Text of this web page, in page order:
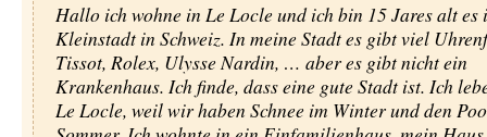
Hallo ich wohne in Le Locle und ich bin 15 Jares alt es
Kleinstadt in Schweiz. In meine Stadt es gibt viel
Tissot, Rolex, Ulysse Nardin, … aber es gibt nicht ein
Krankenhaus. Ich finde, dass eine gute Stadt ist. Ich
Le Locle, weil wir haben Schnee im Winter und den